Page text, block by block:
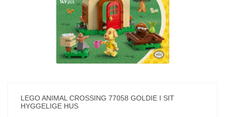
LEGO ANIMAL CROSSING 77058 GOLDIE I SIT
HYGGELIGE HUS